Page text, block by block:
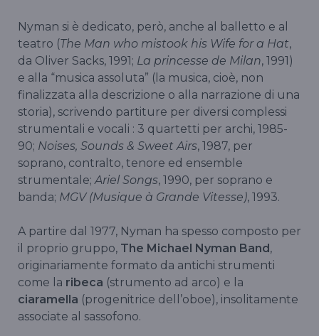
Nyman si è dedicato, però, anche al balletto e al
teatro (The Man who mistook his Wife for a Hat,
da Oliver Sacks, 1991; La princesse de Milan, 1991)
e alla “musica assoluta” (la musica, cioè, non
finalizzata alla descrizione o alla narrazione di una
storia), scrivendo partiture per diversi complessi
strumentali e vocali : 3 quartetti per archi, 1985-
90; Noises, Sounds & Sweet Airs, 1987, per
soprano, contralto, tenore ed ensemble
strumentale; Ariel Songs, 1990, per soprano e
banda; MGV (Musique à Grande Vitesse), 1993.
A partire dal 1977, Nyman ha spesso composto per
il proprio gruppo, The Michael Nyman Band,
originariamente formato da antichi strumenti
come la ribeca (strumento ad arco) e la
ciaramella (progenitrice dell’oboe), insolitamente
associate al sassofono.